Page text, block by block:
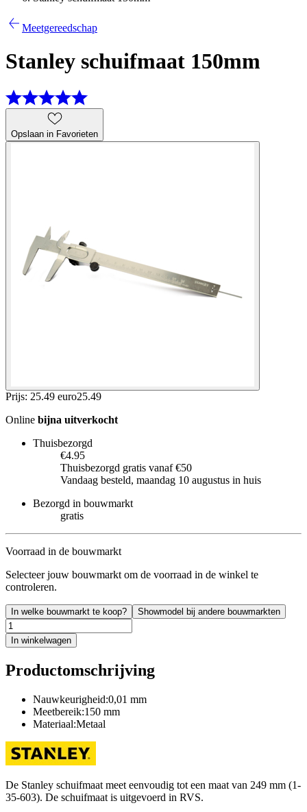
Meetgereedschap
Stanley schuifmaat 150mm
Opslaan in Favorieten
Prijs: 25.49 euro25.49
Online bijna uitverkocht
Thuisbezorgd
€4.95
Thuisbezorgd gratis vanaf €50
Vandaag besteld, maandag 10 augustus in huis
Bezorgd in bouwmarkt
gratis
Voorraad in de bouwmarkt
Selecteer jouw bouwmarkt om de voorraad in de winkel te
controleren.
In welke bouwmarkt te koop? Showmodel bij andere bouwmarkten
In winkelwagen
Productomschrijving
Nauwkeurigheid:0,01 mm
Meetbereik:150 mm
Materiaal:Metaal
De Stanley schuifmaat meet eenvoudig tot een maat van 249 mm (1-
35-603). De schuifmaat is uitgevoerd in RVS.